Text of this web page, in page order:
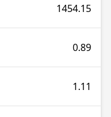
1454.15
0.89
1.11